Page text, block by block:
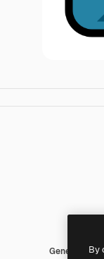
Generic
By